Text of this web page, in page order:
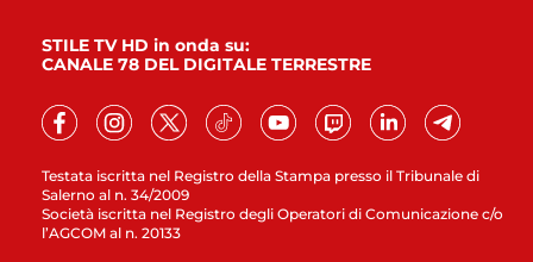
Testata iscritta nel Registro della Stampa presso il Tribunale di
Salerno al n. 34/2009
Società iscritta nel Registro degli Operatori di Comunicazione c/o
l’AGCOM al n. 20133
STILE TV HD in onda su:
CANALE 78 DEL DIGITALE TERRESTRE